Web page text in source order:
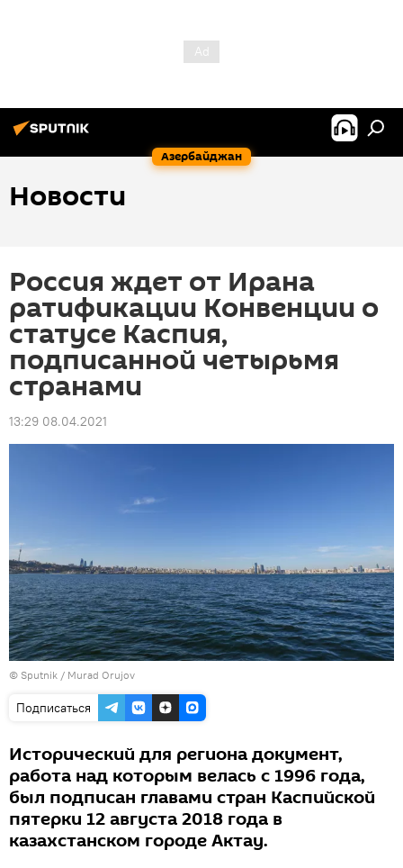
Азербайджан
Новости
Россия ждет от Ирана
ратификации Конвенции о
статусе Каспия,
подписанной четырьмя
странами
13:29 08.04.2021
© Sputnik / Murad Orujov
Подписаться
Исторический для региона документ,
работа над которым велась с 1996 года,
был подписан главами стран Каспийской
пятерки 12 августа 2018 года в
казахстанском городе Актау.